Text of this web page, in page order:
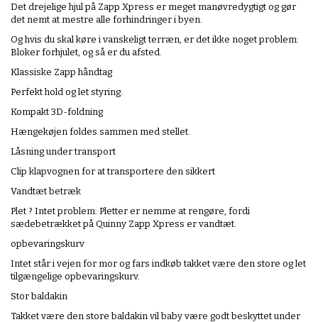
Det drejelige hjul på Zapp Xpress er meget manøvredygtigt og gør
det nemt at mestre alle forhindringer i byen.
Og hvis du skal køre i vanskeligt terræn, er det ikke noget problem:
Bloker forhjulet, og så er du afsted.
Klassiske Zapp håndtag
Perfekt hold og let styring.
Kompakt 3D-foldning
Hængekøjen foldes sammen med stellet.
Låsning under transport
Clip klapvognen for at transportere den sikkert
Vandtæt betræk
Plet ? Intet problem: Pletter er nemme at rengøre, fordi
sædebetrækket på Quinny Zapp Xpress er vandtæt.
opbevaringskurv
Intet står i vejen for mor og fars indkøb takket være den store og let
tilgængelige opbevaringskurv.
Stor baldakin
Takket være den store baldakin vil baby være godt beskyttet under